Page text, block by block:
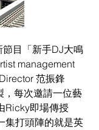
目「新手DJ大鳴
management
范振鋒
，每次邀請一位藝
Ricky即場傳授
集打頭陣的就是英